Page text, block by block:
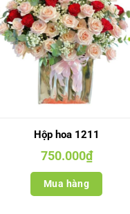
Hộp hoa 1211
750.000₫
Mua hàng